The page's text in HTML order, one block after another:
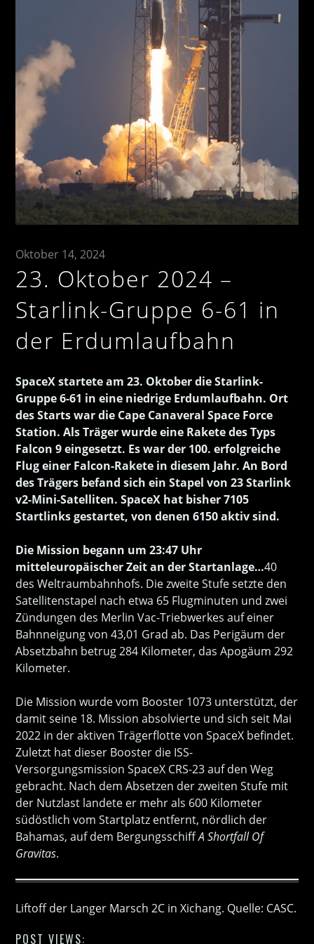
Oktober 14, 2024
23. Oktober 2024 –
Starlink-Gruppe 6-61 in
der Erdumlaufbahn
SpaceX startete am 23. Oktober die Starlink-
Gruppe 6-61 in eine niedrige Erdumlaufbahn. Ort
des Starts war die Cape Canaveral Space Force
Station. Als Träger wurde eine Rakete des Typs
Falcon 9 eingesetzt. Es war der 100. erfolgreiche
Flug einer Falcon-Rakete in diesem Jahr. An Bord
des Trägers befand sich ein Stapel von 23 Starlink
v2-Mini-Satelliten. SpaceX hat bisher 7105
Startlinks gestartet, von denen 6150 aktiv sind.
Die Mission begann um 23:47 Uhr
mitteleuropäischer Zeit an der Startanlage…40
des Weltraumbahnhofs. Die zweite Stufe setzte den
Satellitenstapel nach etwa 65 Flugminuten und zwei
Zündungen des Merlin Vac-Triebwerkes auf einer
Bahnneigung von 43,01 Grad ab. Das Perigäum der
Absetzbahn betrug 284 Kilometer, das Apogäum 292
Kilometer.
Die Mission wurde vom Booster 1073 unterstützt, der
damit seine 18. Mission absolvierte und sich seit Mai
2022 in der aktiven Trägerflotte von SpaceX befindet.
Zuletzt hat dieser Booster die ISS-
Versorgungsmission SpaceX CRS-23 auf den Weg
gebracht. Nach dem Absetzen der zweiten Stufe mit
der Nutzlast landete er mehr als 600 Kilometer
südöstlich vom Startplatz entfernt, nördlich der
Bahamas, auf dem BergungsschiffA Shortfall Of
Gravitas.
Liftoff der Langer Marsch 2C in Xichang. Quelle: CASC.
POST VIEWS: